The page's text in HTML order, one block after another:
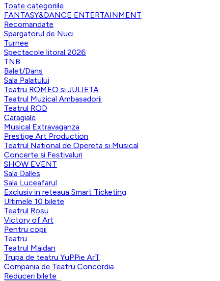
Toate categoriile
FANTASY&DANCE ENTERTAINMENT
Recomandate
Spargatorul de Nuci
Turnee
Spectacole litoral 2026
TNB
Balet/Dans
Sala Palatului
Teatru ROMEO si JULIETA
Teatrul Muzical Ambasadorii
Teatrul ROD
Caragiale
Musical Extravaganza
Prestige Art Production
Teatrul National de Opereta si Musical
Concerte și Festivaluri
SHOW EVENT
Sala Dalles
Sala Luceafarul
Exclusiv in reteaua Smart Ticketing
Ultimele 10 bilete
Teatrul Rosu
Victory of Art
Pentru copii
Teatru
Teatrul Maidan
Trupa de teatru YuPPie ArT
Compania de Teatru Concordia
Reduceri bilete